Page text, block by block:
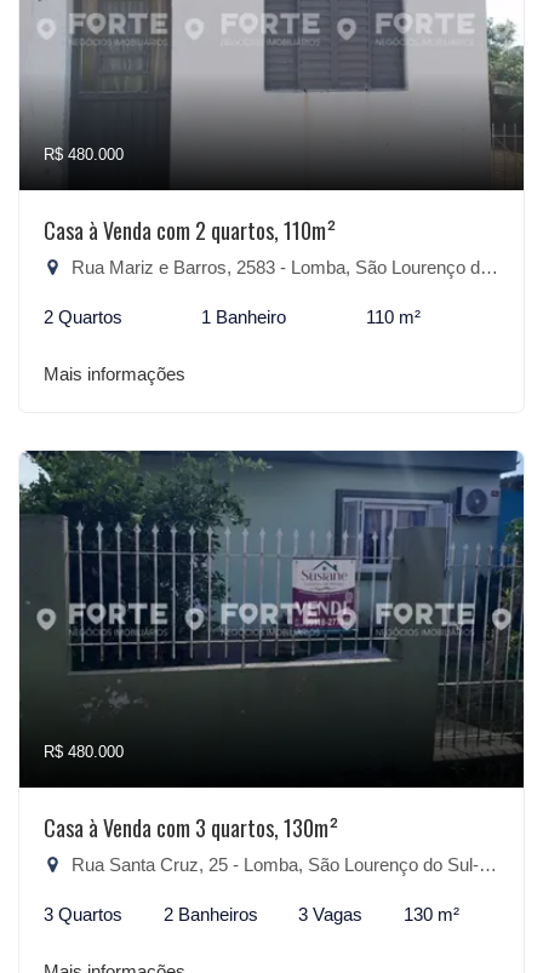
R$ 480.000
Casa à Venda com 2 quartos, 110m²
Rua Mariz e Barros, 2583 - Lomba, São Lourenço do Sul-RS
2 Quartos 1 Banheiro 110 m²
Mais informações
R$ 480.000
Casa à Venda com 3 quartos, 130m²
Rua Santa Cruz, 25 - Lomba, São Lourenço do Sul-RS
3 Quartos 2 Banheiros 3 Vagas 130 m²